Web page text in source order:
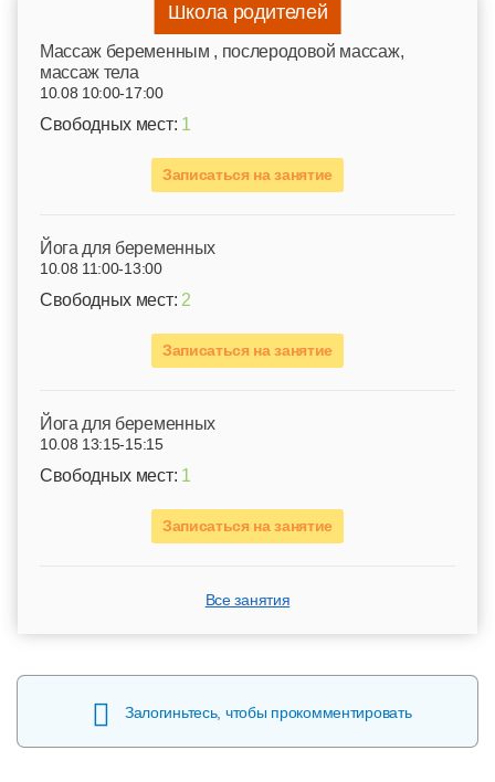
Школа родителей
Mассаж беременным , послеродовой массаж,
массаж тела
10.08 10:00-17:00
Свободных мест: 1
Записаться на занятие
Йога для беременных
10.08 11:00-13:00
Свободных мест: 2
Записаться на занятие
Йога для беременных
10.08 13:15-15:15
Свободных мест: 1
Записаться на занятие
Все занятия
Залогиньтесь, чтобы прокомментировать